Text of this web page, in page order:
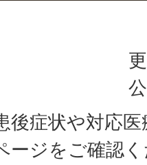
後症状や対応
ージをご確認